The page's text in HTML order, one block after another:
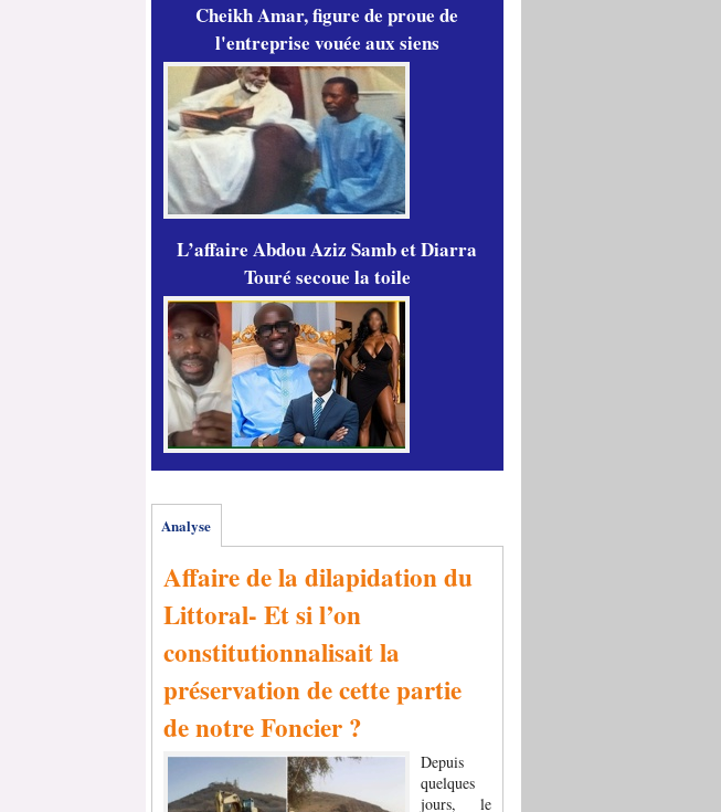
Cheikh Amar, figure de proue de
l'entreprise vouée aux siens
L’affaire Abdou Aziz Samb et Diarra
Touré secoue la toile
Analyse
Affaire de la dilapidation du
Littoral- Et si l’on
constitutionnalisait la
préservation de cette partie
de notre Foncier ?
Depuis
quelques
jours, le